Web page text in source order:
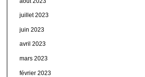
juillet 2023
juin 2023
avril 2023
mars 2023
février 2023